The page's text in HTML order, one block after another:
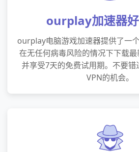
ourplay加速器
ourplay电脑游戏加速器提供了一
在无任何病毒风险的情况下下载最
并享受7天的免费试用期。不要错
VPN的机会。